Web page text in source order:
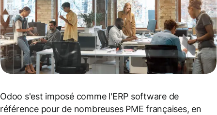
Odoo s'est imposé comme l'ERP software de
référence pour de nombreuses PME françaises, en